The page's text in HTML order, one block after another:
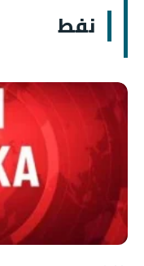
نفط